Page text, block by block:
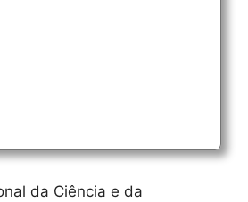
da Ciência e da